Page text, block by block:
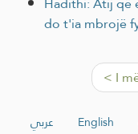
do t'ia mbrojë
< I
عربي English